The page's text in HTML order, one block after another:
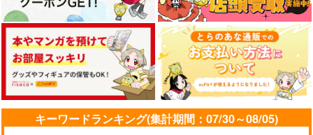
キーワードランキング(集計期間：07/30～08/05)